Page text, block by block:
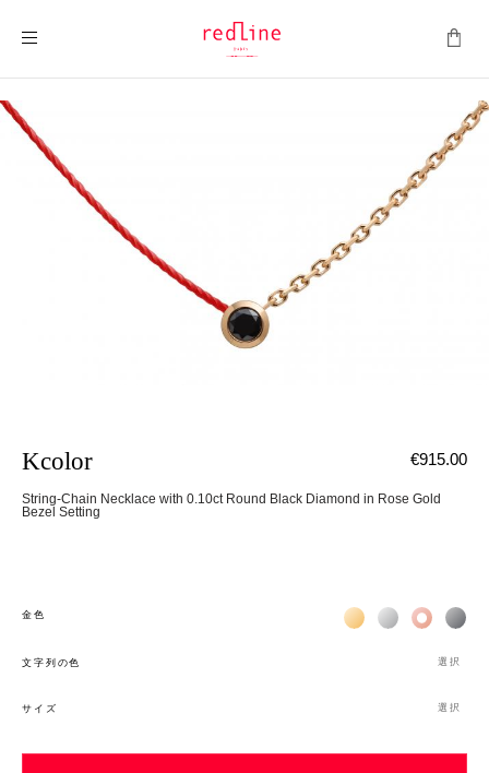
Kcolor
String-Chain Necklace with 0.10ct Round Black Diamond in Rose Gold
Bezel Setting
€915.00
金色 Жёлтое золото 18К
Белое золото
Розовое
文字列の色 選択
サイズ 選択